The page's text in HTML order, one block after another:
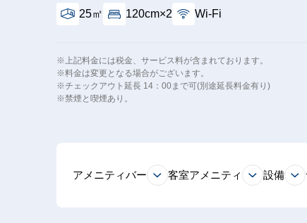
25㎡ 120cm×2 Wi-Fi
※上記料金には税金、サービス料が含まれております。
※料金は変更となる場合がございます。
※チェックアウト延長 14：00まで可(別途延長料金有り)
※禁煙と喫煙あり。
アメニティバー 客室アメニティ 設備